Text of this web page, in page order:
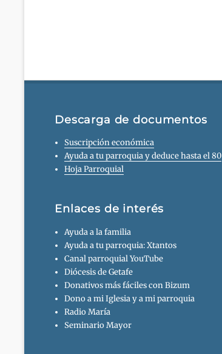
Descarga de documentos
Suscripción económica
Ayuda a tu parroquia y deduce hasta el 80
Hoja Parroquial
Enlaces de interés
Ayuda a la familia
Ayuda a tu parroquia: Xtantos
Canal parroquial YouTube
Diócesis de Getafe
Donativos más fáciles con Bizum
Dono a mi Iglesia y a mi parroquia
Radio María
Seminario Mayor